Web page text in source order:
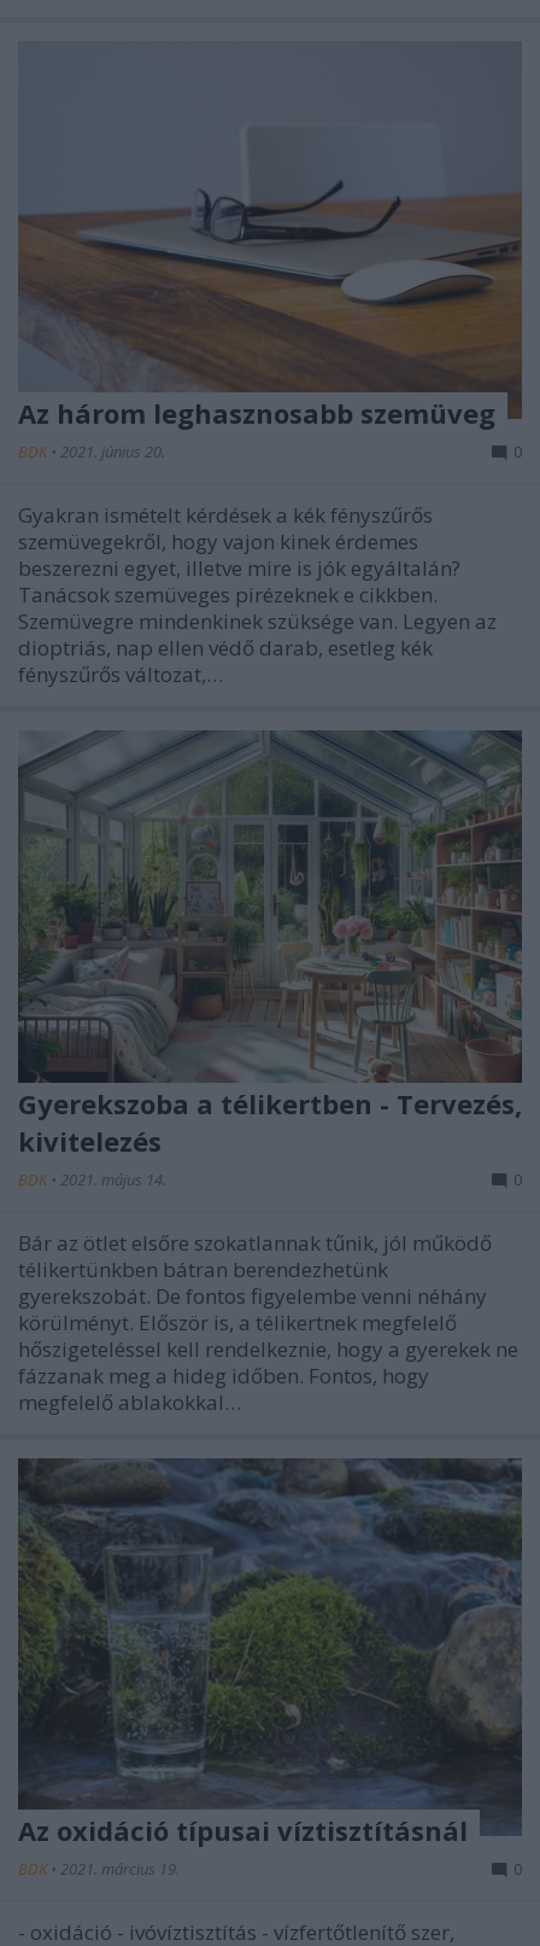
Az három leghasznosabb szemüveg
BDK • 2021. június 20. 0
Gyakran ismételt kérdések a kék fényszűrős
szemüvegekről, hogy vajon kinek érdemes
beszerezni egyet, illetve mire is jók egyáltalán?
Tanácsok szemüveges pirézeknek e cikkben.
Szemüvegre mindenkinek szüksége van. Legyen az
dioptriás, nap ellen védő darab, esetleg kék
fényszűrős változat,…
Gyerekszoba a télikertben - Tervezés,
kivitelezés
BDK • 2021. május 14. 0
Bár az ötlet elsőre szokatlannak tűnik, jól működő
télikertünkben bátran berendezhetünk
gyerekszobát. De fontos figyelembe venni néhány
körülményt. Először is, a télikertnek megfelelő
hőszigeteléssel kell rendelkeznie, hogy a gyerekek ne
fázzanak meg a hideg időben. Fontos, hogy
megfelelő ablakokkal…
Az oxidáció típusai víztisztításnál
BDK • 2021. március 19. 0
- oxidáció - ivóvíztisztítás - vízfertőtlenítő szer,